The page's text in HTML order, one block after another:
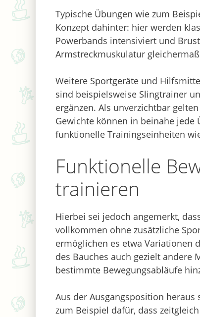
Typische Übungen wie zum
Konzept dahinter: hier werden
Powerbands intensiviert und
Armstreckmuskulatur
Weitere Sportgeräte und
sind beispielsweise Slingtrainer
ergänzen. Als unverzichtbar
Gewichte können in beinahe
funktionelle Trainingseinheiten
Funktionelle
trainieren
Hierbei sei jedoch angemerkt,
vollkommen ohne zusätzliche
ermöglichen es etwa Variationen
des Bauches auch gezielt andere
bestimmte Bewegungsabläufe
Aus der Ausgangsposition
zum Beispiel dafür, dass